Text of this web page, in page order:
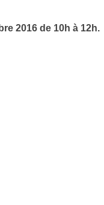
2016 de 10h à 12h.